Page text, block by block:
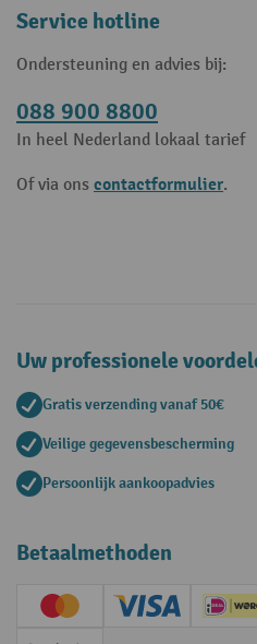
Service hotline
Ondersteuning en advies bij:
088 900 8800
In heel Nederland lokaal tarief
Of via ons contactformulier.
Uw professionele
Gratis verzending vanaf 50€
Veilige gegevensbescherming
Persoonlijk aankoopadvies
Betaalmethoden
Creditcard (Master)
Creditcard